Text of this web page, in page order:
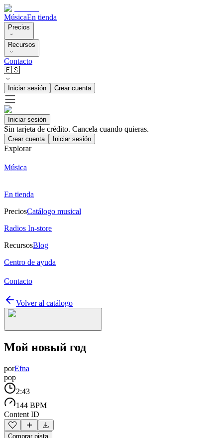
MúsicaEn tienda
Precios
Recursos
Contacto
🇪🇸
Iniciar sesión Crear cuenta
Iniciar sesión
Sin tarjeta de crédito. Cancela cuando quieras.
Crear cuenta Iniciar sesión
Explorar
Música
En tienda
PreciosCatálogo musical
Radios In-store
RecursosBlog
Centro de ayuda
Contacto
Volver al catálogo
Мой новый год
porEfna
pop
2:43
144 BPM
Content ID
Comprar pista